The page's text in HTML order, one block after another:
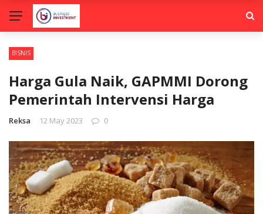
BISNIS
Harga Gula Naik, GAPMMI Dorong
Pemerintah Intervensi Harga
Reksa 12 May 2023 0